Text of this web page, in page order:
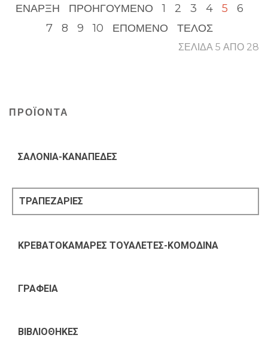
ΈΝΑΡΞΗ ΠΡΟΗΓΟΎΜΕΝΟ 1 2 3 4 5
6
7
8 9 10 ΕΠΌΜΕΝΟ ΤΈΛΟΣ
ΣΕΛΊΔΑ 5 ΑΠΌ 28
ΠΡΟΪΟΝΤΑ
ΣΑΛΟΝΙΑ-ΚΑΝΑΠΕΔΕΣ
ΤΡΑΠΕΖΑΡΙΕΣ
ΚΡΕΒΑΤΟΚΑΜΑΡΕΣ ΤΟΥΑΛΕΤΕΣ-ΚΟΜΟΔΙΝΑ
ΓΡΑΦΕΙΑ
ΒΙΒΛΙΟΘΗΚΕΣ